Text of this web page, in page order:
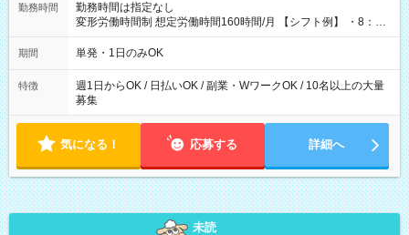
勤務時間
勤務時間は指定なし
変形労働時間制 想定労働時間160時間/月 【シフト例】 ・8：00
～21：00
期間 単発・1日のみOK
特徴
週1日からOK / 日払いOK / 副業・WワークOK / 10名以上の大量
募集
気になる！ 応募する 詳細へ
未読